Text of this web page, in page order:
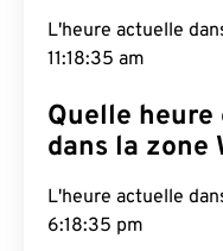
L'heure actuelle
11:18:36 am
Quelle
dans la zone
L'heure actuelle
6:18:36 pm